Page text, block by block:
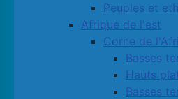
Peuples et
Afrique de l'est
Corne de
Basses
Hauts
Basses